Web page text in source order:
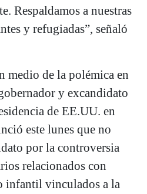
Respaldamos a nuestras
y refugiadas”, señaló
medio de la polémica en
y excandidato
de EE.UU. en
este lunes que no
por la controversia
relacionados con
infantil vinculados a la